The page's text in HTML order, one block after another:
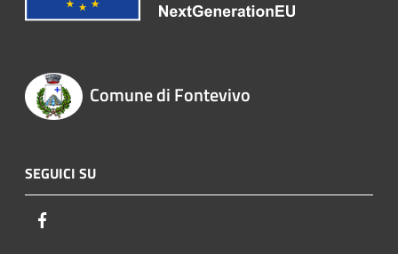
Comune di Fontevivo
SEGUICI SU